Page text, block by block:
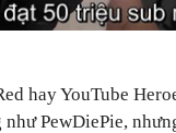
hay YouTube
PewDiePie,